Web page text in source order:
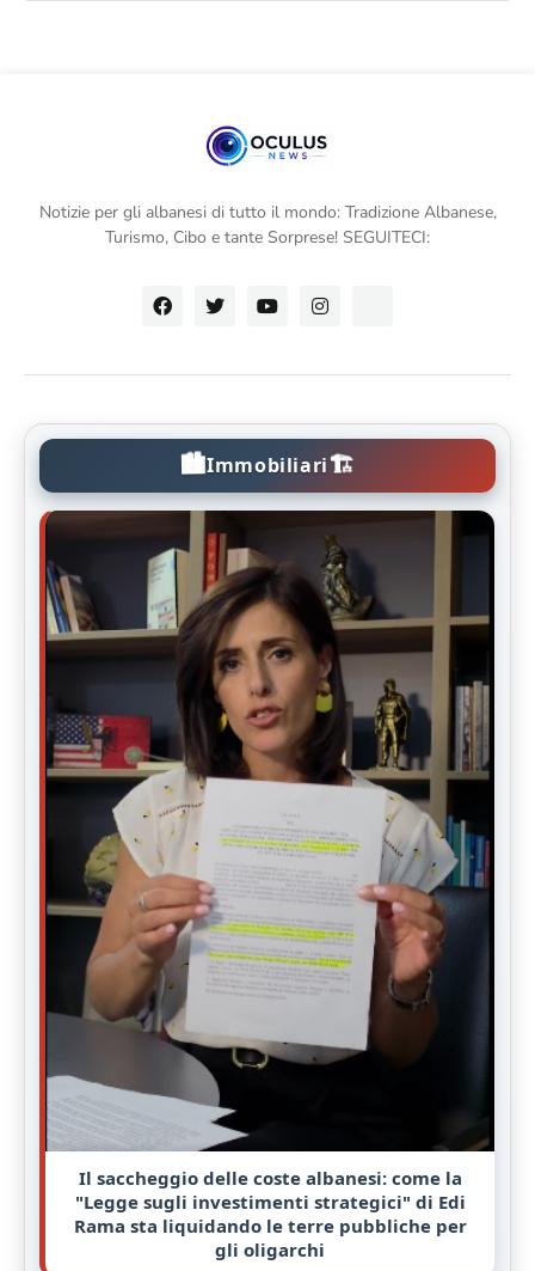
Notizie per gli albanesi di tutto il mondo: Tradizione Albanese,
Turismo, Cibo e tante Sorprese! SEGUITECI:
🏙️Immobiliari🏗️
Il saccheggio delle coste albanesi: come la
"Legge sugli investimenti strategici" di Edi
Rama sta liquidando le terre pubbliche per
gli oligarchi